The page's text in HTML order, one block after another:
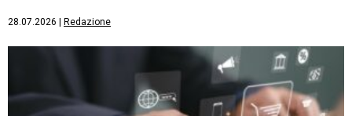
28.07.2026 Redazione